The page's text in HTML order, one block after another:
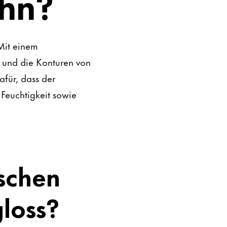
einem
und die Konturen von
dass der
sowie